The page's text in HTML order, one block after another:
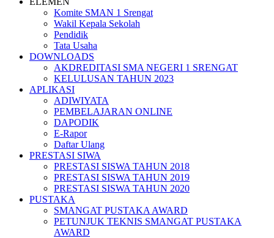
Komite SMAN 1 Srengat
Wakil Kepala Sekolah
Pendidik
Tata Usaha
DOWNLOADS
AKDREDITASI SMA NEGERI 1 SRENGAT
KELULUSAN TAHUN 2023
APLIKASI
ADIWIYATA
PEMBELAJARAN ONLINE
DAPODIK
E-Rapor
Daftar Ulang
PRESTASI SIWA
PRESTASI SISWA TAHUN 2018
PRESTASI SISWA TAHUN 2019
PRESTASI SISWA TAHUN 2020
PUSTAKA
SMANGAT PUSTAKA AWARD
PETUNJUK TEKNIS SMANGAT PUSTAKA
AWARD